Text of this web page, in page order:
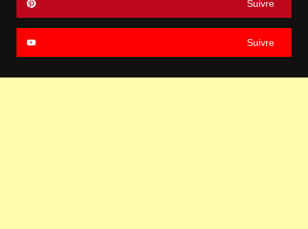
Suivre
Suivre